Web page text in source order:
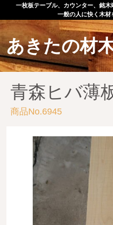
一枚板テーブル、カウンター、銘木
一般の人に快く木材
あきたの材
メニュー
TOP
作品例
手作りオーダー
店舗案内
お問い合わせ
お客様の声
お買い物の流れ
青森ヒバ薄
商品No.6945